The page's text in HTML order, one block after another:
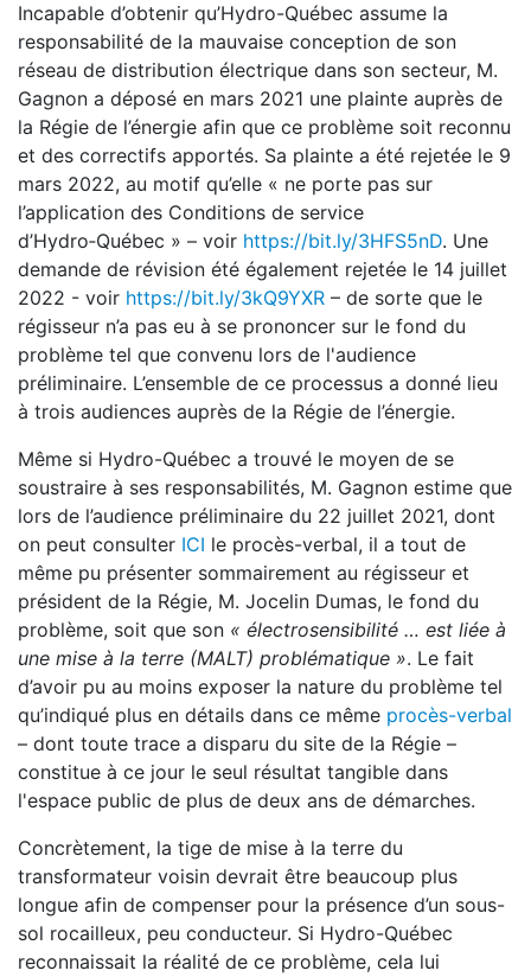
Incapable d’obtenir qu’Hydro-Québec assume la
responsabilité de la mauvaise conception de son
réseau de distribution électrique dans son secteur, M.
Gagnon a déposé en mars 2021 une plainte auprès de
la Régie de l’énergie afin que ce problème soit reconnu
et des correctifs apportés. Sa plainte a été rejetée le 9
mars 2022, au motif qu’elle « ne porte pas sur
l’application des Conditions de service
d’Hydro‑Québec » – voir https://bit.ly/3HFS5nD. Une
demande de révision été également rejetée le 14 juillet
2022 - voir https://bit.ly/3kQ9YXR – de sorte que le
régisseur n’a pas eu à se prononcer sur le fond du
problème tel que convenu lors de l'audience
préliminaire. L’ensemble de ce processus a donné lieu
à trois audiences auprès de la Régie de l’énergie.
Même si Hydro-Québec a trouvé le moyen de se
soustraire à ses responsabilités, M. Gagnon estime que
lors de l’audience préliminaire du 22 juillet 2021, dont
on peut consulter ICI le procès-verbal, il a tout de
même pu présenter sommairement au régisseur et
président de la Régie, M. Jocelin Dumas, le fond du
problème, soit que son « électrosensibilité … est liée à
une mise à la terre (MALT) problématique ». Le fait
d’avoir pu au moins exposer la nature du problème tel
qu’indiqué plus en détails dans ce même procès-verbal
– dont toute trace a disparu du site de la Régie –
constitue à ce jour le seul résultat tangible dans
l'espace public de plus de deux ans de démarches.
Concrètement, la tige de mise à la terre du
transformateur voisin devrait être beaucoup plus
longue afin de compenser pour la présence d’un sous-
sol rocailleux, peu conducteur. Si Hydro-Québec
reconnaissait la réalité de ce problème, cela lui